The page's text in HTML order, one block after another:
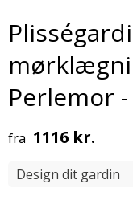
Perlemor
fra 1116 kr.
Design dit gardin